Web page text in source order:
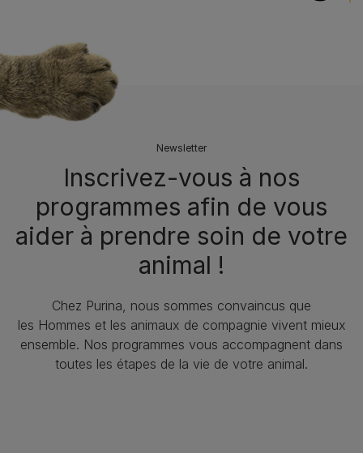
Newsletter
Inscrivez-vous à nos
programmes afin de vous
aider à prendre soin de votre
animal !​
Chez Purina, nous sommes convaincus que
les Hommes et les animaux de compagnie vivent mieux
ensemble. Nos programmes vous accompagnent dans
toutes les étapes de la vie de votre animal.​